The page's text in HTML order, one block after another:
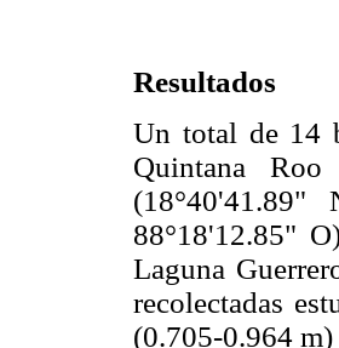
Resultados
Un total de 14
Quintana
88°18'12.85"
Laguna
recolectadas
(0.705-0.964